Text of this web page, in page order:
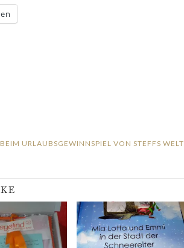
URLAUBSGEWINNSPIEL VON STEFFS WELT